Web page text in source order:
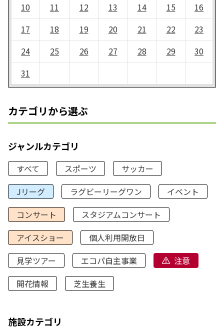
10
11 12 13 14 15
16
17
18 19 20 21 22
23
24
25 26 27 28 29
30
31
カテゴリから選ぶ
ジャンルカテゴリ
すべて スポーツ
サッカー
Jリーグ
ラグビーリーグワン
イベント
コンサート
スタジアムコンサート
アイスショー
個人利用開放日
見学ツアー
エコパ自主事業
注意
開花情報
芝生養生
施設カテゴリ